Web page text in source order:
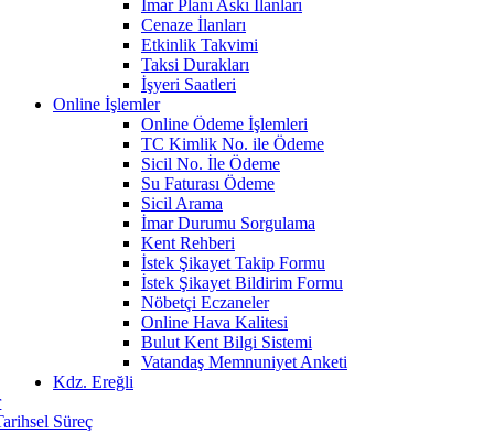
İmar Planı Askı İlanları
Cenaze İlanları
Etkinlik Takvimi
Taksi Durakları
İşyeri Saatleri
Online İşlemler
Online Ödeme İşlemleri
TC Kimlik No. ile Ödeme
Sicil No. İle Ödeme
Su Faturası Ödeme
Sicil Arama
İmar Durumu Sorgulama
Kent Rehberi
İstek Şikayet Takip Formu
İstek Şikayet Bildirim Formu
Nöbetçi Eczaneler
Online Hava Kalitesi
Bulut Kent Bilgi Sistemi
Vatandaş Memnuniyet Anketi
Kdz. Ereğli
Süreç